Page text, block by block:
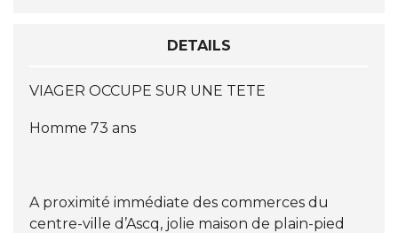
DETAILS
VIAGER OCCUPE SUR UNE TETE
Homme 73 ans
A proximité immédiate des commerces du
centre-ville d’Ascq, jolie maison de plain-pied